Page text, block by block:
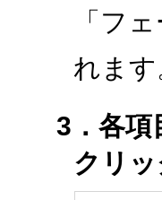
「フ
れます
3．各項
クリ